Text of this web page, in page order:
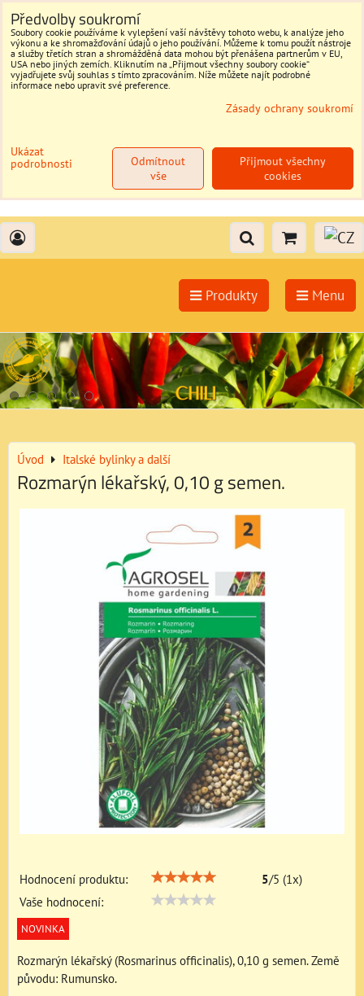
Produkty Menu
Úvod Italské bylinky a další
Rozmarýn lékařský, 0,10 g semen.
Hodnocení produktu: 5/5 (1x)
Vaše hodnocení:
NOVINKA
Rozmarýn lékařský (Rosmarinus officinalis), 0,10 g semen. Země
původu: Rumunsko.
Předvolby soukromí
Soubory cookie používáme k vylepšení vaší návštěvy tohoto webu, k analýze jeho
výkonu a ke shromažďování údajů o jeho používání. Můžeme k tomu použít nástroje
a služby třetích stran a shromážděná data mohou být přenášena partnerům v EU,
USA nebo jiných zemích. Kliknutím na „Přijmout všechny soubory cookie“
vyjadřujete svůj souhlas s tímto zpracováním. Níže můžete najít podrobné
informace nebo upravit své preference.
Zásady ochrany soukromí
Ukázat
podrobnosti
Přijmout všechny
cookies
Odmítnout
vše